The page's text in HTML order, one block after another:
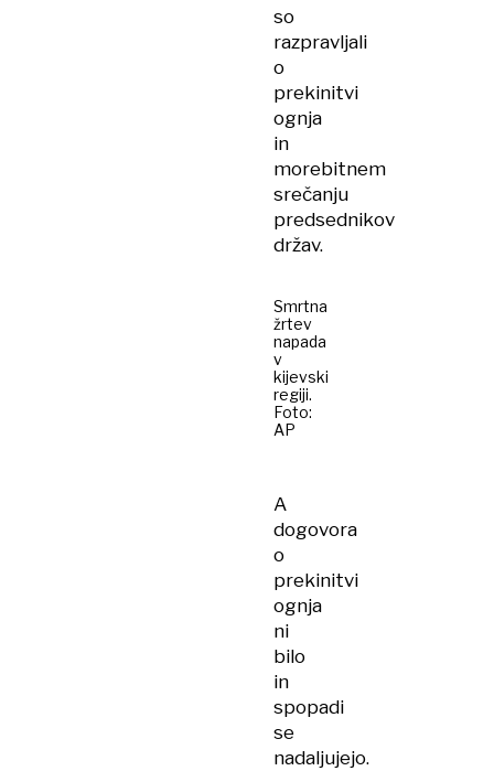
so
razpravljali
o
prekinitvi
ognja
in
morebitnem
srečanju
predsednikov
držav.
Smrtna
žrtev
napada
v
kijevski
regiji.
Foto:
AP
A
dogovora
o
prekinitvi
ognja
ni
bilo
in
spopadi
se
nadaljujejo.